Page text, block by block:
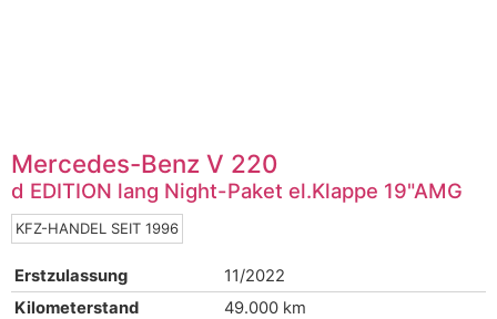
Mercedes-Benz V 220
d EDITION lang Night-Paket el.Klappe 19"AMG
KFZ-HANDEL SEIT 1996
Erstzulassung
11/2022
Kilometerstand
49.000 km